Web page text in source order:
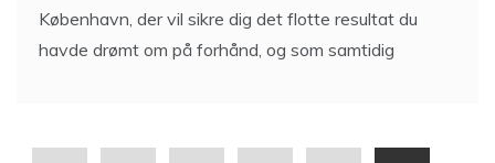
København, der vil sikre dig det flotte resultat du
havde drømt om på forhånd, og som samtidig